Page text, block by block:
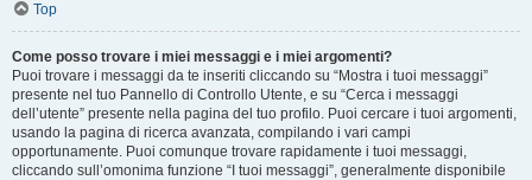
Top
Come posso trovare i miei messaggi e i miei argomenti?
Puoi trovare i messaggi da te inseriti cliccando su “Mostra i tuoi messaggi”
presente nel tuo Pannello di Controllo Utente, e su “Cerca i messaggi
dell’utente” presente nella pagina del tuo profilo. Puoi cercare i tuoi argomenti,
usando la pagina di ricerca avanzata, compilando i vari campi
opportunamente. Puoi comunque trovare rapidamente i tuoi messaggi,
cliccando sull’omonima funzione “I tuoi messaggi”, generalmente disponibile